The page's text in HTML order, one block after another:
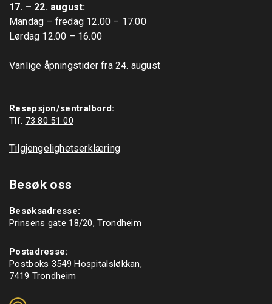
17. – 22. august:
Mandag – fredag 12.00 – 17.00
Lørdag 12.00 – 16.00
Vanlige åpningstider fra 24. august
Resepsjon/sentralbord:
Tlf: 73 80 51 00
Tilgjengelighetserklæring
Besøk oss
Besøksadresse:
Prinsens gate 18/20, Trondheim
Postadresse:
Postboks 3549 Hospitalsløkkan,
7419 Trondheim